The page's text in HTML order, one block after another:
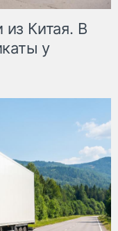
Китая. В
у